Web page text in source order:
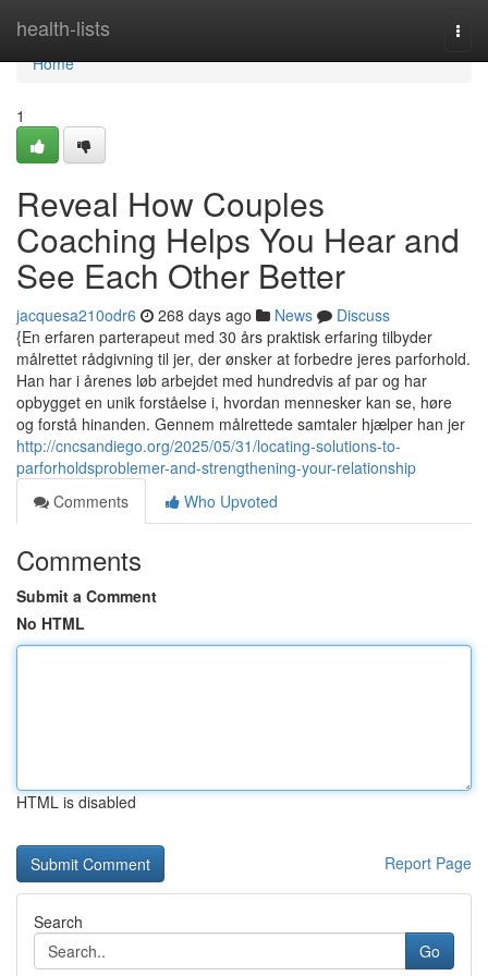
health-lists
Home
Home
1
Reveal How Couples
Coaching Helps You Hear and
See Each Other Better
jacquesa210odr6 268 days ago News
Discuss
{En erfaren parterapeut med 30 års praktisk erfaring tilbyder
målrettet rådgivning til jer, der ønsker at forbedre jeres parforhold.
Han har i årenes løb arbejdet med hundredvis af par og har
opbygget en unik forståelse i, hvordan mennesker kan se, høre
og forstå hinanden. Gennem målrettede samtaler hjælper han jer
http://cncsandiego.org/2025/05/31/locating-solutions-to-
parforholdsproblemer-and-strengthening-your-relationship
Comments
Who Upvoted
Comments
Submit a Comment
No HTML
HTML is disabled
Report Page
Search
Go